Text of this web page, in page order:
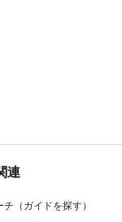
連
（ガイドを探す）